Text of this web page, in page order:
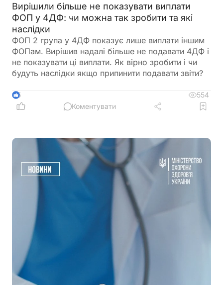
Вирішили більше не показувати виплати
ФОП у 4ДФ: чи можна так зробити та які
наслідки
ФОП 2 група у 4ДФ показує лише виплати іншим
ФОПам. Вирішив надалі більше не подавати 4ДФ і
не показувати ці виплати. Як вірно зробити і чи
будуть наслідки якщо припинити подавати звіти?
5
554
Коментувати